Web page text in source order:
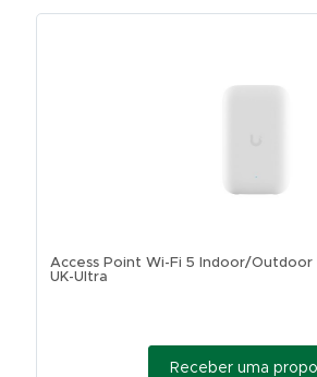
Access Point Wi-Fi 5 Indoor/Outdoor
UK-Ultra
Receber uma